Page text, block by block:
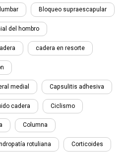
Bloqueo supraescapular
del hombro
cadera en resorte
medial Capsulitis adhesiva
cadera Ciclismo
Columna
rotuliana Corticoides